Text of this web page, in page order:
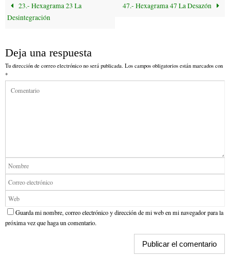
23.- Hexagrama 23 La
Desintegración
47.- Hexagrama 47 La Desazón
Deja una respuesta
Tu dirección de correo electrónico no será publicada. Los campos obligatorios están marcados con
*
Guarda mi nombre, correo electrónico y dirección de mi web en mi navegador para la
próxima vez que haga un comentario.